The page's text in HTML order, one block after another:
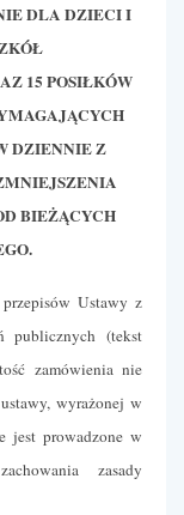
DLA DZIECI I
15 POSIŁKÓW
DZIENNIE Z
BIEŻĄCYCH
Ustawy z
publicznych (tekst
zamówienia nie
wyrażonej w
jest prowadzone w
zasady